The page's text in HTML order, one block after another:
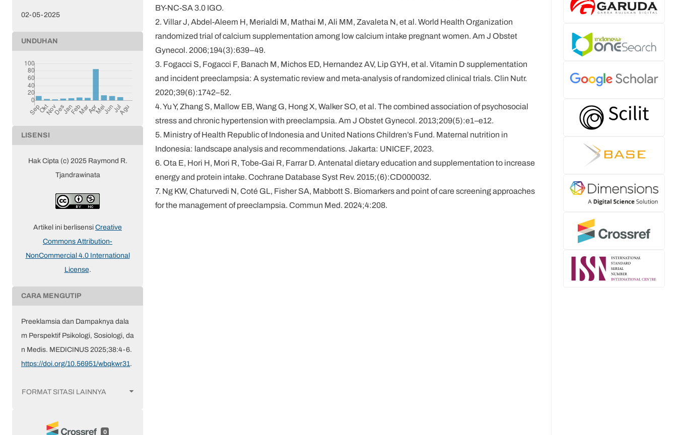
BY-NC-SA 3.0 IGO.
2. Villar J, Abdel-Aleem H, Merialdi M, Mathai M, Ali MM, Zavaleta N, et al. World Health Organization
randomized trial of calcium supplementation among low calcium intake pregnant women. Am J Obstet
Gynecol. 2006;194(3):639–49.
3. Fogacci S, Fogacci F, Banach M, Michos ED, Hernandez AV, Lip GYH, et al. Vitamin D supplementation
and incident preeclampsia: A systematic review and meta-analysis of randomized clinical trials. Clin Nutr.
2020;39(6):1742–52.
4. Yu Y, Zhang S, Mallow EB, Wang G, Hong X, Walker SO, et al. The combined association of psychosocial
stress and chronic hypertension with preeclampsia. Am J Obstet Gynecol. 2013;209(5):e1–e12.
5. Ministry of Health Republic of Indonesia and United Nations Children’s Fund. Maternal nutrition in
Indonesia: landscape analysis and recommendations. Jakarta: UNICEF, 2023.
6. Ota E, Hori H, Mori R, Tobe-Gai R, Farrar D. Antenatal dietary education and supplementation to increase
energy and protein intake. Cochrane Database Syst Rev. 2015;(6):CD000032.
7. Ng KW, Chaturvedi N, Coté GL, Fisher SA, Mabbott S. Biomarkers and point of care screening approaches
for the management of preeclampsia. Commun Med. 2024;4:208.
02-05-2025
UNDUHAN
LISENSI
Hak Cipta (c) 2025 Raymond R.
Tjandrawinata
Artikel ini berlisensiCreative
Commons Attribution-
NonCommercial 4.0 International
License.
CARA MENGUTIP
Preeklamsia dan Dampaknya dala
m Perspektif Psikologi, Sosiologi, da
n Medis. MEDICINUS 2025;38:4-6.
https://doi.org/10.56951/wbqkwr31.
FORMAT SITASI LAINNYA
0